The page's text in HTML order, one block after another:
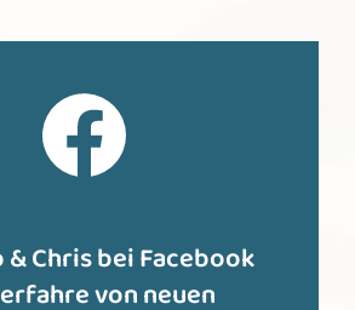
Chris bei Facebook
von neuen